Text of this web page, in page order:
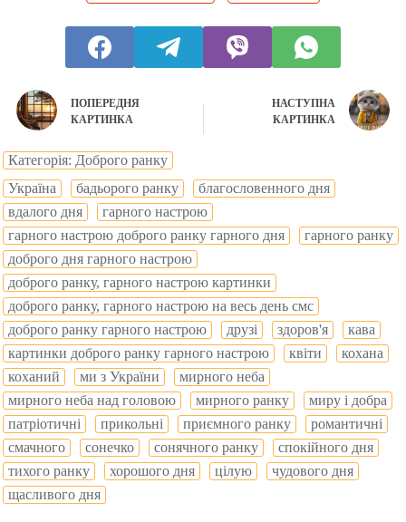
ПОПЕРЕДНЯ
КАРТИНКА
НАСТУПНА
КАРТИНКА
Категорія: Доброго ранку
Україна
бадьорого ранку
благословенного дня
вдалого дня
гарного настрою
гарного настрою доброго ранку гарного дня
гарного ранку
доброго дня гарного настрою
доброго ранку, гарного настрою картинки
доброго ранку, гарного настрою на весь день смс
доброго ранку гарного настрою
друзі здоров'я
кава
картинки доброго ранку гарного настрою
квіти
кохана
коханий
ми з України
мирного неба
мирного неба над головою
мирного ранку
миру і добра
патріотичні
прикольні приємного ранку
романтичні
смачного
сонечко сонячного ранку
спокійного дня
тихого ранку
хорошого дня цілую
чудового дня
щасливого дня